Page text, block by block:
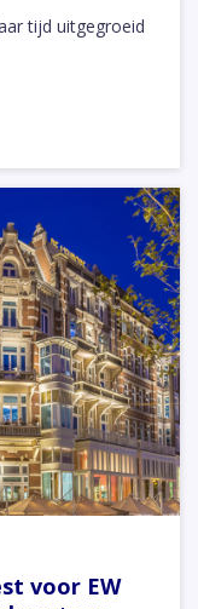
tijd uitgegroeid
voor EW